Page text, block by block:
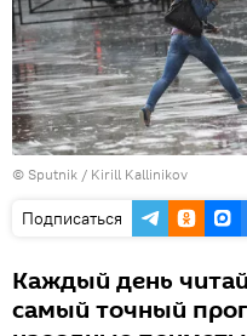
© Sputnik / Kirill Kallinikov
Подписаться
Каждый день
самый точный